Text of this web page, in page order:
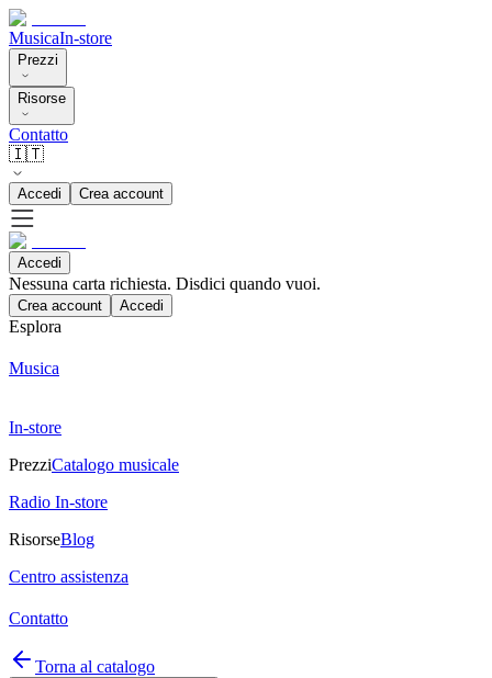
MusicaIn-store
Prezzi
Risorse
Contatto
🇮🇹
Accedi Crea account
Accedi
Nessuna carta richiesta. Disdici quando vuoi.
Crea account Accedi
Esplora
Musica
In-store
PrezziCatalogo musicale
Radio In-store
RisorseBlog
Centro assistenza
Contatto
Torna al catalogo